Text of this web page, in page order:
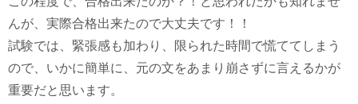
んが、実際合格出来たので大丈夫です！！
試験では、緊張感も加わり、限られた時間で慌ててしまう
ので、いかに簡単に、元の文をあまり崩さずに言えるかが
重要だと思います。